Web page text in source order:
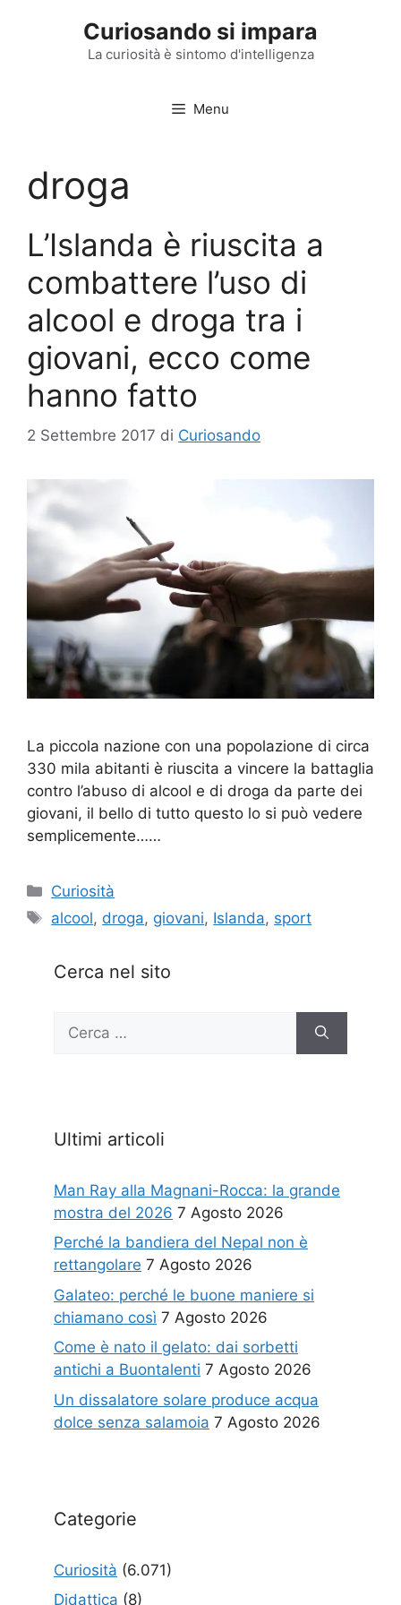
Curiosando si impara
La curiosità è sintomo d'intelligenza
Menu
droga
L’Islanda è riuscita a
combattere l’uso di
alcool e droga tra i
giovani, ecco come
hanno fatto
2 Settembre 2017 di Curiosando
La piccola nazione con una popolazione di circa
330 mila abitanti è riuscita a vincere la battaglia
contro l’abuso di alcool e di droga da parte dei
giovani, il bello di tutto questo lo si può vedere
semplicemente……
Categorie
Curiosità
Tag
alcool, droga, giovani, Islanda, sport
Cerca nel sito
per:
Ultimi articoli
Man Ray alla Magnani-Rocca: la grande
mostra del 2026 7 Agosto 2026
Perché la bandiera del Nepal non è
rettangolare 7 Agosto 2026
Galateo: perché le buone maniere si
chiamano così 7 Agosto 2026
Come è nato il gelato: dai sorbetti
antichi a Buontalenti 7 Agosto 2026
Un dissalatore solare produce acqua
dolce senza salamoia 7 Agosto 2026
Categorie
Curiosità (6.071)
Didattica (8)